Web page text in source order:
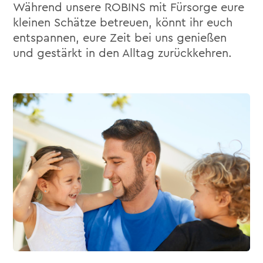
Während unsere ROBINS mit Fürsorge eure
kleinen Schätze betreuen, könnt ihr euch
entspannen, eure Zeit bei uns genießen
und gestärkt in den Alltag zurückkehren.